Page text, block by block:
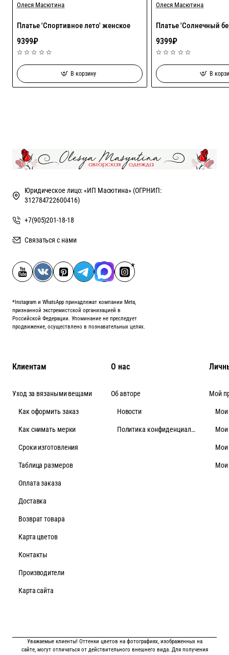
Олеся Масютина
Платье 'Спортивное лето' женское
9399₽
В корзину
Олеся Масютина
Платье 'Солнечный
9399₽
В
Юридическое лицо: «ИП Масютина» (ОГРНИП:
312784722600416)
+7(905)201-18-18
Связаться с нами
*Instagram и WhatsApp принадлежат компании Meta,
признанной экстремистской организацией в
Российской Федерации. Упоминание не преследует
продвижение, осуществлено в познавательных целях.
Клиентам
Уход за вязаными вещами
Как оформить заказ
Как снимать мерки
Cроки изготовления
Таблица размеров
Оплата заказа
Доставка
Возврат товара
Карта цветов
Контакты
Производители
Карта сайта
О нас
Об авторе
Новости
Политика конфиденциальности
Мой
Мои
Мои
Мои
Мои
Уважаемые клиенты! Оттенки цветов на фотографиях, изображенных на
сайте, могут отличаться от действительного внешнего вида. Для получения